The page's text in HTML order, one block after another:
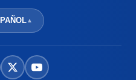
▲